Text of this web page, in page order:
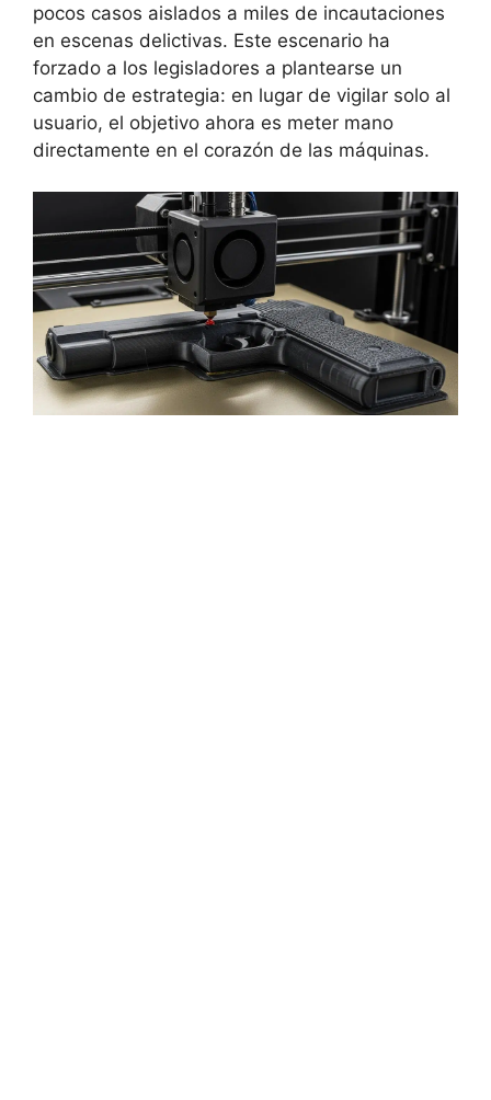
pocos casos aislados a miles de incautaciones
en escenas delictivas. Este escenario ha
forzado a los legisladores a plantearse un
cambio de estrategia: en lugar de vigilar solo al
usuario, el objetivo ahora es meter mano
directamente en el corazón de las máquinas.